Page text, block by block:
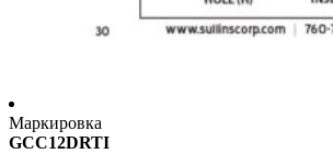
Маркировка
GCC12DRTI